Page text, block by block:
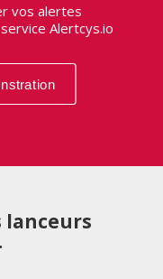
vos alertes
Alertcys.io
lanceurs